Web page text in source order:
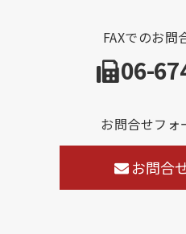
FAXでのお問
06-
お問合せフォ
お問合